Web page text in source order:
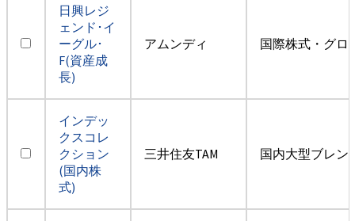
日興レジ
ェンド･イ
ーグル･
F(資産成
長)
アムンディ 国際株式・グロ
インデッ
クスコレ
クション
(国内株
式)
三井住友TAM 国内大型ブレン